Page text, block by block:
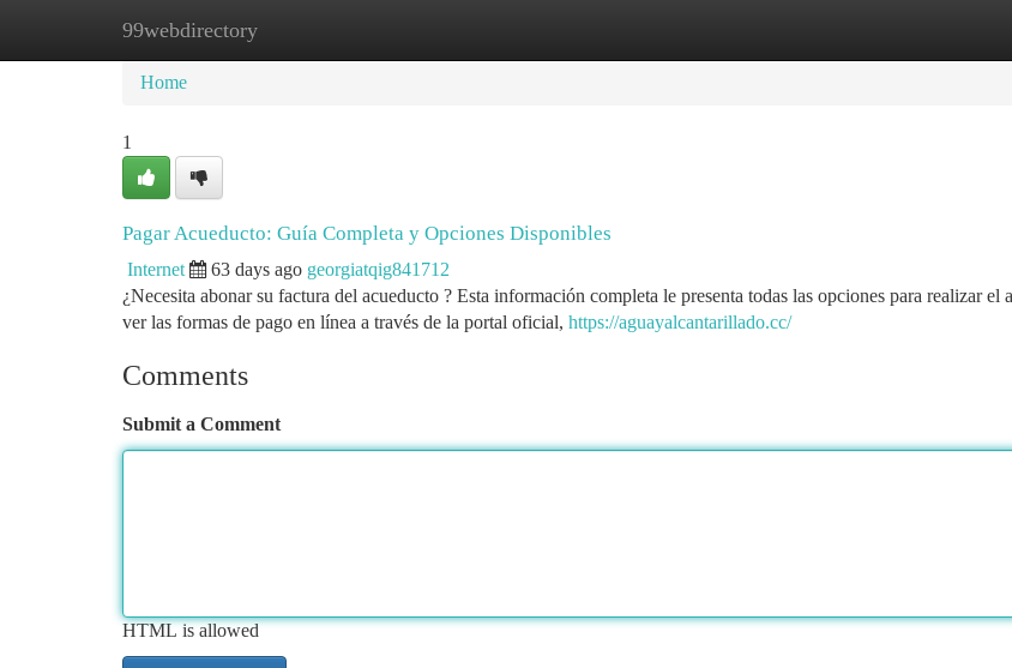
99webdirectory
Home New Site Listings
Home
1
Pagar Acueducto: Guía Completa y Opciones Disponibles
Internet 63 days ago georgiatqig841712
¿Necesita abonar su factura del acueducto ? Esta información completa le presenta todas las opciones para realizar el
ver las formas de pago en línea a través de la portal oficial, https://aguayalcantarillado.cc/
Comments
Submit a Comment
HTML is allowed